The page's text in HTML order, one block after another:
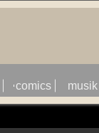
comics musik